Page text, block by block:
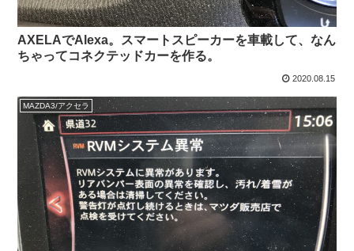
AXELAでAlexa。スマートスピーカーを車載して、なん
ちゃってコネクテッドカーを作る。
2020.08.15
MAZDA3/アクセラ